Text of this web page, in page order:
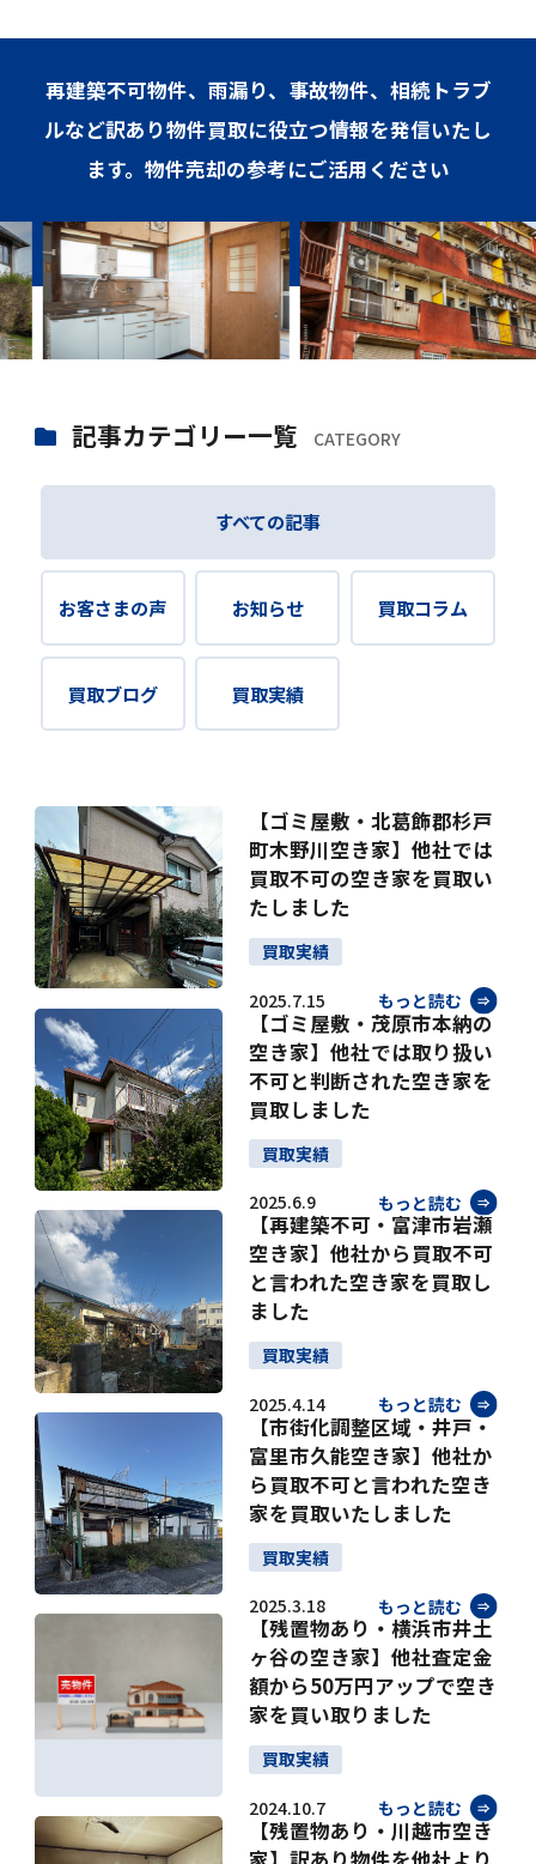
再建築不可物件、雨漏り、事故物件、相続トラブ
ルなど訳あり物件買取に役立つ情報を発信いたし
ます。物件売却の参考にご活用ください
記事カテゴリー一覧 CATEGORY
すべての記事
お客さまの声 お知らせ 買取コラム
買取ブログ 買取実績
【ゴミ屋敷・北葛飾郡杉戸
町木野川空き家】他社では
買取不可の空き家を買取い
たしました
買取実績
2025.7.15 もっと読む
【ゴミ屋敷・茂原市本納の
空き家】他社では取り扱い
不可と判断された空き家を
買取しました
買取実績
2025.6.9 もっと読む
【再建築不可・富津市岩瀬
空き家】他社から買取不可
と言われた空き家を買取し
ました
買取実績
2025.4.14 もっと読む
【市街化調整区域・井戸・
富里市久能空き家】他社か
ら買取不可と言われた空き
家を買取いたしました
買取実績
2025.3.18 もっと読む
【残置物あり・横浜市井土
ヶ谷の空き家】他社査定金
額から50万円アップで空き
家を買い取りました
買取実績
2024.10.7 もっと読む
【残置物あり・川越市空き